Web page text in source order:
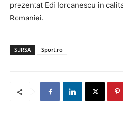
prezentat Edi Iordanescu in
Romaniei.
SURSA Sport.ro